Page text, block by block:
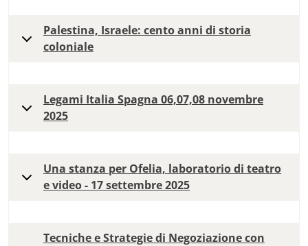
Palestina, Israele: cento anni di storia
coloniale
Legami Italia Spagna 06,07,08 novembre
2025
Una stanza per Ofelia, laboratorio di teatro
e video - 17 settembre 2025
Tecniche e Strategie di Negoziazione con